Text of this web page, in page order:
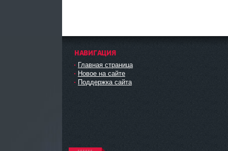
НАВИГАЦИЯ
Главная страница
Новое на сайте
Поддержка сайта